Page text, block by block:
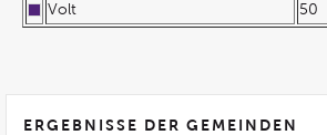
Volt
50
ERGEBNISSE DER GEMEINDEN